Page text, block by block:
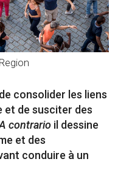
consolider les liens
et de susciter des
contrario il dessine
et des
conduire à un